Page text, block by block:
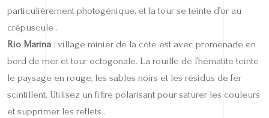
particulièrement photogénique, et la tour se teinte d’or au
crépuscule .
Rio Marina: village minier de la côte est avec promenade en
bord de mer et tour octogonale. La rouille de l’hématite teinte
le paysage en rouge, les sables noirs et les résidus de fer
scintillent. Utilisez un filtre polarisant pour saturer les couleurs
et supprimer les reflets .